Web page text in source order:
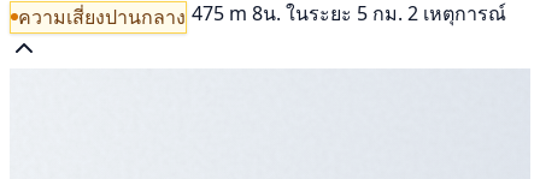
ความเสี่ยงปานกลาง 475 m 8น. ในระยะ 5 กม. 2 เหตุการณ์